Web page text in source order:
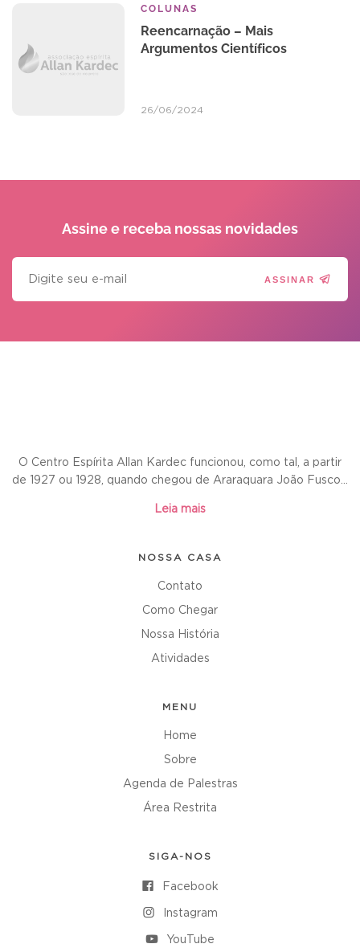
COLUNAS
Reencarnação – Mais
Argumentos Científicos
26/06/2024
Assine e receba nossas novidades
ASSINAR
O Centro Espírita Allan Kardec funcionou, como tal, a partir
de 1927 ou 1928, quando chegou de Araraquara João Fusco...
Leia mais
NOSSA CASA
Contato
Como Chegar
Nossa História
Atividades
MENU
Home
Sobre
Agenda de Palestras
Área Restrita
SIGA-NOS
Facebook
Instagram
YouTube